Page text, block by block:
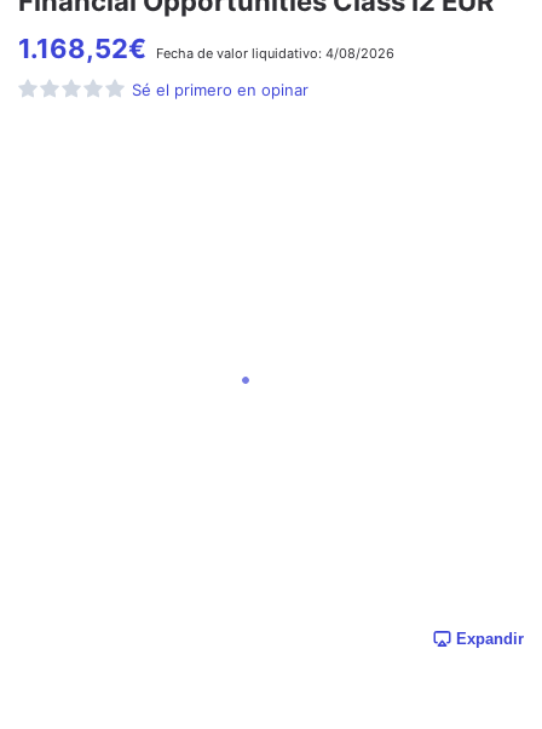
1.168,52€ Fecha de valor liquidativo: 4/08/2026
Sé el primero en opinar
Expandir